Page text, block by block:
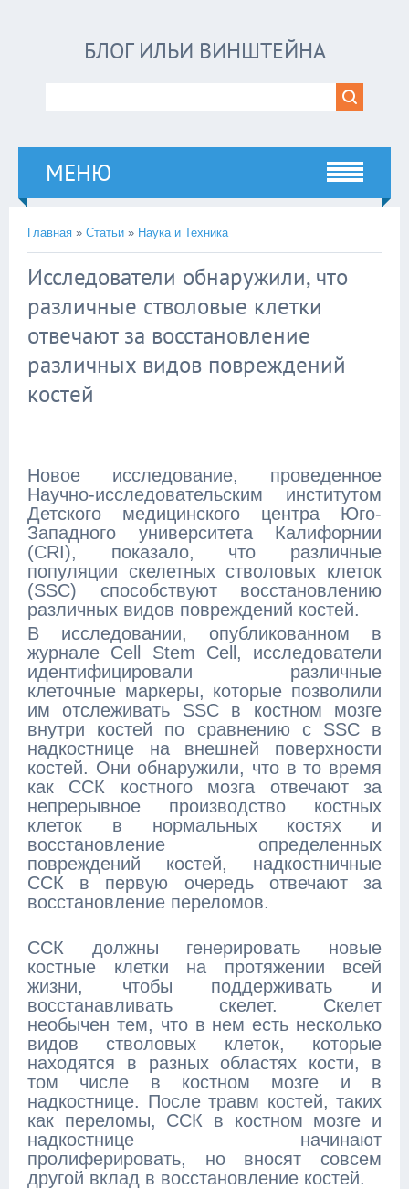
БЛОГ ИЛЬИ ВИНШТЕЙНА
МЕНЮ
Главная » Статьи » Наука и Техника
Исследователи обнаружили, что
различные стволовые клетки
отвечают за восстановление
различных видов повреждений
костей
Новое исследование, проведенное
Научно-исследовательским институтом
Детского медицинского центра Юго-
Западного университета Калифорнии
(CRI), показало, что различные
популяции скелетных стволовых клеток
(SSC) способствуют восстановлению
различных видов повреждений костей.
В исследовании, опубликованном в
журнале Cell Stem Cell, исследователи
идентифицировали различные
клеточные маркеры, которые позволили
им отслеживать SSC в костном мозге
внутри костей по сравнению с SSC в
надкостнице на внешней поверхности
костей. Они обнаружили, что в то время
как ССК костного мозга отвечают за
непрерывное производство костных
клеток в нормальных костях и
восстановление определенных
повреждений костей, надкостничные
ССК в первую очередь отвечают за
восстановление переломов.
ССК должны генерировать новые
костные клетки на протяжении всей
жизни, чтобы поддерживать и
восстанавливать скелет. Скелет
необычен тем, что в нем есть несколько
видов стволовых клеток, которые
находятся в разных областях кости, в
том числе в костном мозге и в
надкостнице. После травм костей, таких
как переломы, ССК в костном мозге и
надкостнице начинают
пролиферировать, но вносят совсем
другой вклад в восстановление костей.